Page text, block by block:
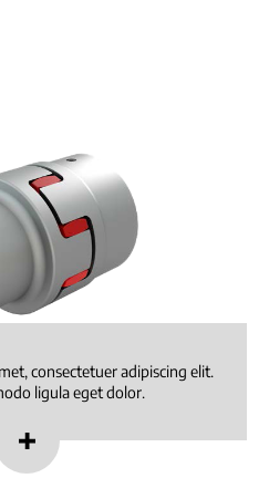
consectetuer adipiscing elit.
ligula eget dolor.